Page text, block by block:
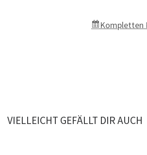
Kompletten
VIELLEICHT GEFÄLLT DIR AUCH